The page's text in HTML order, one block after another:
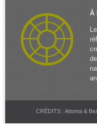
À
CRÉDITS : Attoma &